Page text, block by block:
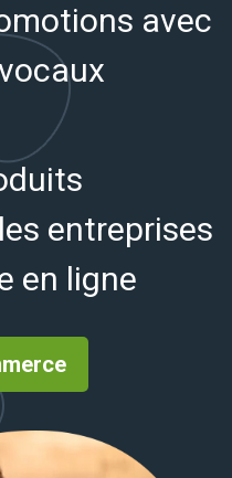
avec
entreprises
en ligne